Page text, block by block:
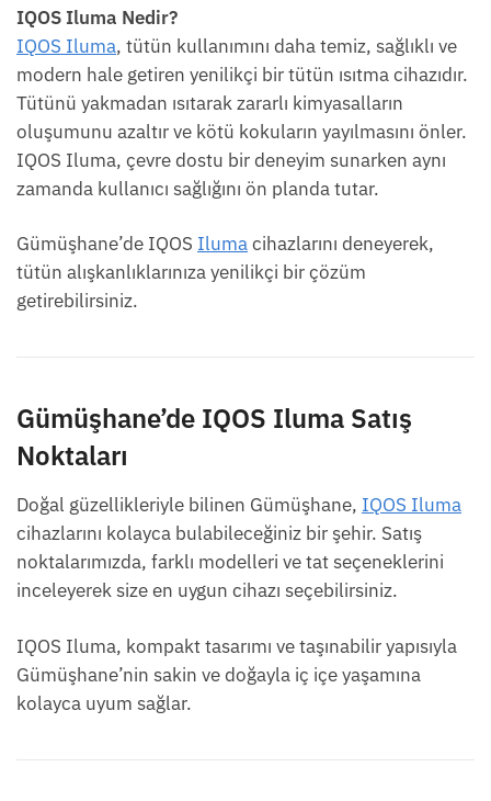
IQOS Iluma Nedir?
IQOS Iluma, tütün kullanımını daha temiz, sağlıklı ve
modern hale getiren yenilikçi bir tütün ısıtma cihazıdır.
Tütünü yakmadan ısıtarak zararlı kimyasalların
oluşumunu azaltır ve kötü kokuların yayılmasını önler.
IQOS Iluma, çevre dostu bir deneyim sunarken aynı
zamanda kullanıcı sağlığını ön planda tutar.
Gümüşhane’de IQOS Ilumacihazlarını deneyerek,
tütün alışkanlıklarınıza yenilikçi bir çözüm
getirebilirsiniz.
Gümüşhane’de IQOS Iluma Satış
Noktaları
Doğal güzellikleriyle bilinen Gümüşhane, IQOS Iluma
cihazlarını kolayca bulabileceğiniz bir şehir. Satış
noktalarımızda, farklı modelleri ve tat seçeneklerini
inceleyerek size en uygun cihazı seçebilirsiniz.
IQOS Iluma, kompakt tasarımı ve taşınabilir yapısıyla
Gümüşhane’nin sakin ve doğayla iç içe yaşamına
kolayca uyum sağlar.